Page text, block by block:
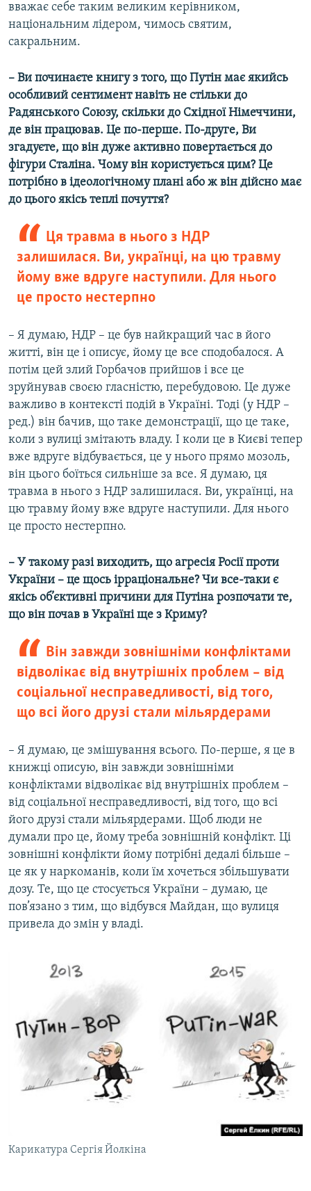
вважає себе таким великим керівником,
національним лідером, чимось святим,
сакральним.
– Ви починаєте книгу з того, що Путін має якийсь
особливий сентимент навіть не стільки до
Радянського Союзу, скільки до Східної Німеччини,
де він працював. Це по-перше. По-друге, Ви
згадуєте, що він дуже активно повертається до
фігури Сталіна. Чому він користується цим? Це
потрібно в ідеологічному плані або ж він дійсно має
до цього якісь теплі почуття?
Ця травма в нього з НДР
залишилася. Ви, українці, на цю травму
йому вже вдруге наступили. Для нього
це просто нестерпно
– Я думаю, НДР – це був найкращий час в його
житті, він це і описує, йому це все сподобалося. А
потім цей злий Горбачов прийшов і все це
зруйнував своєю гласністю, перебудовою. Це дуже
важливо в контексті подій в Україні. Тоді (у НДР –
ред.) він бачив, що таке демонстрації, що це таке,
коли з вулиці змітають владу. І коли це в Києві тепер
вже вдруге відбувається, це у нього прямо мозоль,
він цього боїться сильніше за все. Я думаю, ця
травма в нього з НДР залишилася. Ви, українці, на
цю травму йому вже вдруге наступили. Для нього
це просто нестерпно.
– У такому разі виходить, що агресія Росії проти
України – це щось ірраціональне? Чи все-таки є
якісь об’єктивні причини для Путіна розпочати те,
що він почав в Україні ще з Криму?
Він завжди зовнішніми конфліктами
відволікає від внутрішніх проблем – від
соціальної несправедливості, від того,
що всі його друзі стали мільярдерами
– Я думаю, це змішування всього. По-перше, я це в
книжці описую, він завжди зовнішніми
конфліктами відволікає від внутрішніх проблем –
від соціальної несправедливості, від того, що всі
його друзі стали мільярдерами. Щоб люди не
думали про це, йому треба зовнішній конфлікт. Ці
зовнішні конфлікти йому потрібні дедалі більше –
це як у наркоманів, коли їм хочеться збільшувати
дозу. Те, що це стосується України – думаю, це
пов’язано з тим, що відбувся Майдан, що вулиця
привела до змін у владі.
Карикатура Сергія Йолкіна